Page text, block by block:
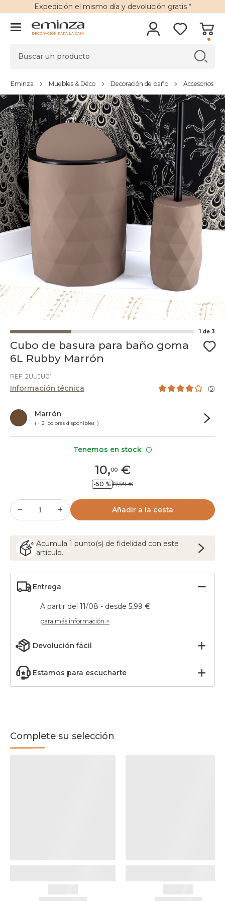
Expedición el mismo día y devolución gratis*
DECORACIÓN PARA LA CASA
Eminza Muebles & Déco Decoración de baño Accesorios de
1 de 3
Cubo de basura para baño goma
6L Rubby Marrón
REF. 2UUJU01
Información técnica (5)
Marrón
( + 2 colores disponibles )
10,00€
-50 % 19,99 €
Añadir a la cesta
Acumula 1 punto(s) de fidelidad con este
artículo.
Entrega
A partir del 11/08 - desde 5,99 €
para más información >
Devolución fácil
Estamos para escucharte
Complete su selección